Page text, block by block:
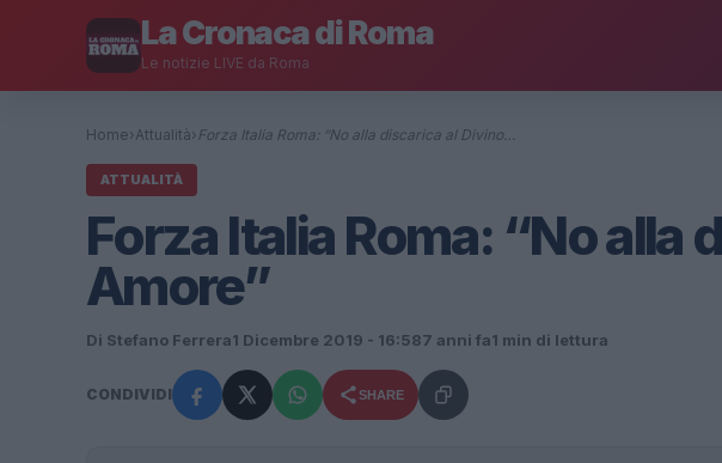
La Cronaca di Roma
Le notizie LIVE da Roma
Home› Attualità› Forza Italia Roma: “No alla discarica al Divino…
ATTUALITÀ
Forza Italia Roma: “No alla
Amore”
Di Stefano Ferrera1 Dicembre 2019 - 16:587 anni fa1 min di lettura
CONDIVIDI SHARE